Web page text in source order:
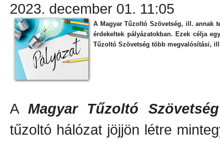
2023. december 01. 11:05
A Magyar Tűzoltó Szövetség, ill. annak
érdekeltek pályázatokban. Ezek célja
Tűzoltó Szövetség több megvalósítási,
A Magyar Tűzoltó Szövetség
tűzoltó hálózat jöjjön létre